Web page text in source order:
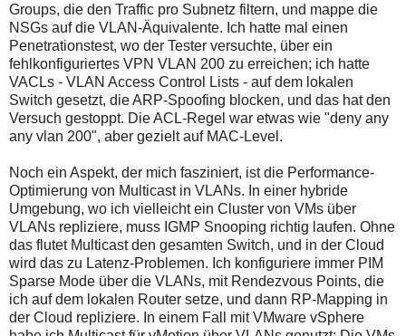
Groups, die den Traffic pro Subnetz filtern, und mappe die
NSGs auf die VLAN-Äquivalente. Ich hatte mal einen
Penetrationstest, wo der Tester versuchte, über ein
fehlkonfiguriertes VPN VLAN 200 zu erreichen; ich hatte
VACLs - VLAN Access Control Lists - auf dem lokalen
Switch gesetzt, die ARP-Spoofing blocken, und das hat den
Versuch gestoppt. Die ACL-Regel war etwas wie "deny any
any vlan 200", aber gezielt auf MAC-Level.
Noch ein Aspekt, der mich fasziniert, ist die Performance-
Optimierung von Multicast in VLANs. In einer hybride
Umgebung, wo ich vielleicht ein Cluster von VMs über
VLANs repliziere, muss IGMP Snooping richtig laufen. Ohne
das flutet Multicast den gesamten Switch, und in der Cloud
wird das zu Latenz-Problemen. Ich konfiguriere immer PIM
Sparse Mode über die VLANs, mit Rendezvous Points, die
ich auf dem lokalen Router setze, und dann RP-Mapping in
der Cloud repliziere. In einem Fall mit VMware vSphere